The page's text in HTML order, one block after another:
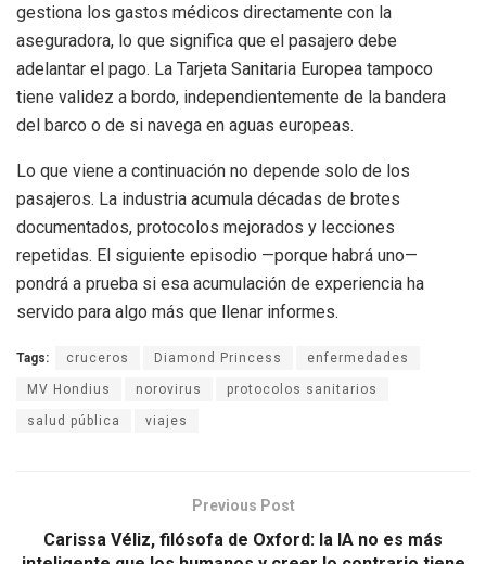
gestiona los gastos médicos directamente con la
aseguradora, lo que significa que el pasajero debe
adelantar el pago. La Tarjeta Sanitaria Europea tampoco
tiene validez a bordo, independientemente de la bandera
del barco o de si navega en aguas europeas.
Lo que viene a continuación no depende solo de los
pasajeros. La industria acumula décadas de brotes
documentados, protocolos mejorados y lecciones
repetidas. El siguiente episodio —porque habrá uno—
pondrá a prueba si esa acumulación de experiencia ha
servido para algo más que llenar informes.
Tags: cruceros Diamond Princess enfermedades
MV Hondius norovirus protocolos sanitarios
salud pública viajes
Previous Post
Carissa Véliz, filósofa de Oxford: la IA no es más